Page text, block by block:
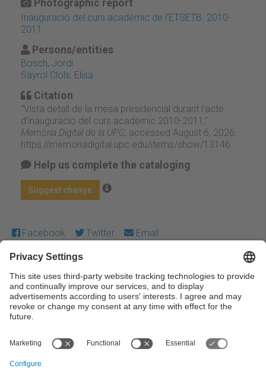
Photographic report
Inauguració del curs acadèmic de l'ETSETB. 2010-
2011
Persons/entities
Bosch, Jordi
Sayrol Clols, Elisa
Citation
“Vista detall de la mesa presidencial durant l'acte
d'inauguració del curs acadèmic 2010-2011,”
Memòria Digital de la UPC, accessed August 6, 2026,
https://memoriadigital.upc.edu/items/show/13146
Help us complete the cataloging
Suggest change
Facebook Twitter Email
Except where otherwise noted, content on this work is
licensed under a Creative Commons license:Attribution-
NonCommercial-NoDerivs 3.0 Spain